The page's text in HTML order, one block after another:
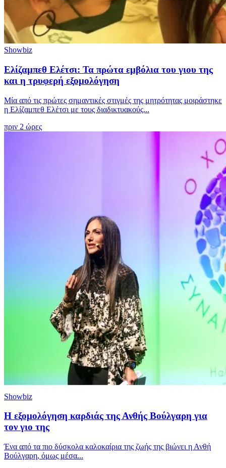
Showbiz
Ελίζαμπεθ Ελέτσι: Τα πρώτα εμβόλια του γιου της
και η τρυφερή εξομολόγηση
Μία από τις πρώτες σημαντικές στιγμές της μητρότητας μοιράστηκε
η Ελίζαμπεθ Ελέτσι με τους διαδικτυακούς...
πριν 2 ώρες
Showbiz
Η εξομολόγηση καρδιάς της Ανθής Βούλγαρη για
τον γιο της
Ένα από τα πιο δύσκολα καλοκαίρια της ζωής της βιώνει η Ανθή
Βούλγαρη, όμως μέσα...